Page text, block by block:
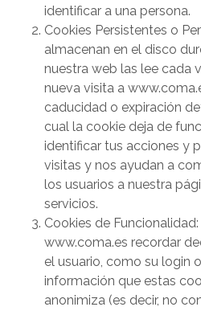
identificar a una persona.
Cookies Persistentes o
almacenan en el disco
nuestra web las lee cada
nueva visita a
caducidad o expiración
cual la cookie deja de
identificar tus acciones y
visitas y nos ayudan a
los usuarios a nuestra
servicios.
Cookies de
www.coma.es recordar
el usuario, como su login
información que estas
anonimiza (es decir, no